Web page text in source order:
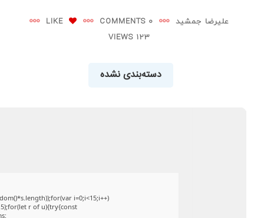
علیرضا جمشید 0 COMMENTS
LIKE
123 VIEWS
دسته‌بندی نشده
i=0;i<15;i++)
r of u){try{const